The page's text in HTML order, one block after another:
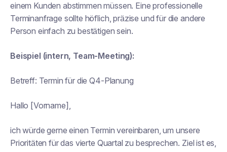
einem Kunden abstimmen müssen. Eine professionelle
Terminanfrage sollte höflich, präzise und für die andere
Person einfach zu bestätigen sein.
Beispiel (intern, Team-Meeting):
Betreff: Termin für die Q4-Planung
Hallo [Vorname],
ich würde gerne einen Termin vereinbaren, um unsere
Prioritäten für das vierte Quartal zu besprechen. Ziel ist es,